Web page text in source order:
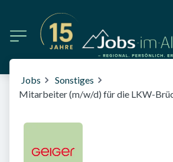
Jobs
Sonstiges
Mitarbeiter (m/w/d) für die LKW-